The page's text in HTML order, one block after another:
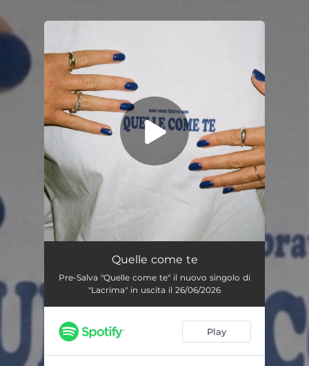
You're all set!
Quelle come teQuelle come te
Pre-Salva "Quelle come te" il nuovo singolo di
"Lacrima" in uscita il 26/06/2026
Play